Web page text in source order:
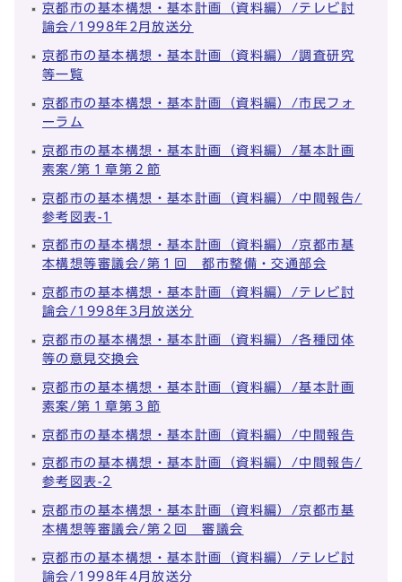
京都市の基本構想・基本計画（資料編）/テレビ討
論会/1998年2月放送分
京都市の基本構想・基本計画（資料編）/調査研究
等一覧
京都市の基本構想・基本計画（資料編）/市民フォ
ーラム
京都市の基本構想・基本計画（資料編）/基本計画
素案/第１章第２節
京都市の基本構想・基本計画（資料編）/中間報告/
参考図表-1
京都市の基本構想・基本計画（資料編）/京都市基
本構想等審議会/第１回 都市整備・交通部会
京都市の基本構想・基本計画（資料編）/テレビ討
論会/1998年3月放送分
京都市の基本構想・基本計画（資料編）/各種団体
等の意見交換会
京都市の基本構想・基本計画（資料編）/基本計画
素案/第１章第３節
京都市の基本構想・基本計画（資料編）/中間報告
京都市の基本構想・基本計画（資料編）/中間報告/
参考図表-2
京都市の基本構想・基本計画（資料編）/京都市基
本構想等審議会/第２回 審議会
京都市の基本構想・基本計画（資料編）/テレビ討
論会/1998年4月放送分